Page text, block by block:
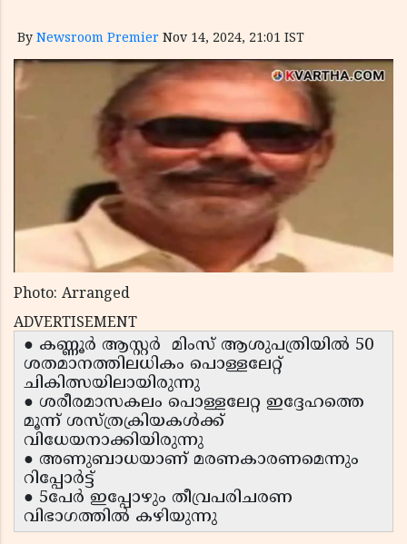
By Newsroom Premier Nov 14, 2024, 21:01 IST
Photo: Arranged
ADVERTISEMENT
● കണ്ണൂര്‍ ആസ്റ്റര്‍ മിംസ് ആശുപത്രിയില്‍ 50
ശതമാനത്തിലധികം പൊള്ളലേറ്റ്
ചികിത്സയിലായിരുന്നു
● ശരീരമാസകലം പൊള്ളലേറ്റ ഇദ്ദേഹത്തെ
മൂന്ന് ശസ്ത്രക്രിയകള്‍ക്ക്
വിധേയനാക്കിയിരുന്നു
● അണുബാധയാണ് മരണകാരണമെന്നും
റിപ്പോര്‍ട്ട്
● 5പേര്‍ ഇപ്പോഴും തീവ്രപരിചരണ
വിഭാഗത്തില്‍ കഴിയുന്നു